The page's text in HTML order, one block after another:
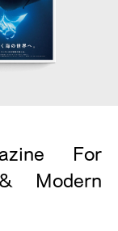
For
Modern